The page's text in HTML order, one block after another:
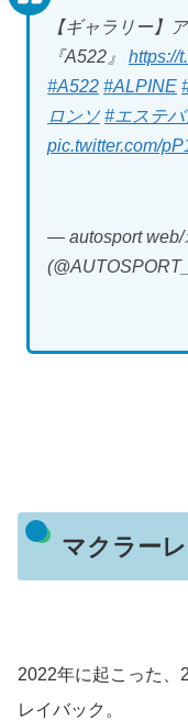
【ギャラリー】
『A522』 https://
#A522 #ALPINE
ロンソ #エステ
pic.twitter.com/
— autosport web/
マクラー
2022年に起こった、
レイバック。